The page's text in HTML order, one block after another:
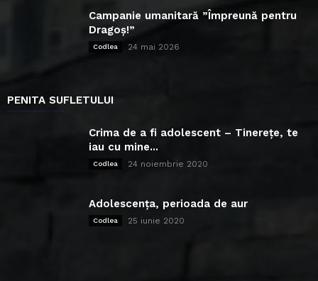
Campanie umanitară ”Împreună pentru
Dragoș!”
Codlea 24 mai 2026
PENITA SUFLETULUI
Crima de a fi adolescent – Tinerețe, te
iau cu mine...
Codlea 24 noiembrie 2020
Adolescența, perioada de aur
Codlea 25 iunie 2020